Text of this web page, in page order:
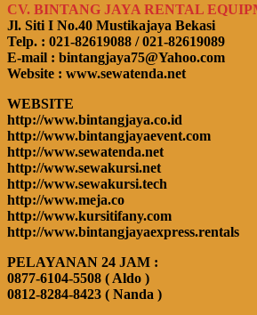
CV. BINTANG JAYA RENTAL
Jl. Siti I No.40 Mustikajaya Bekasi
Telp. : 021-82619088 / 021-82619089
E-mail : bintangjaya75@Yahoo.com
Website : www.sewatenda.net
WEBSITE
http://www.bintangjaya.co.id
http://www.bintangjayaevent.com
http://www.sewatenda.net
http://www.sewakursi.net
http://www.sewakursi.tech
http://www.meja.co
http://www.kursitifany.com
http://www.bintangjayaexpress.rentals
PELAYANAN 24 JAM :
0877-6104-5508 ( Aldo )
0812-8284-8423 ( Nanda )